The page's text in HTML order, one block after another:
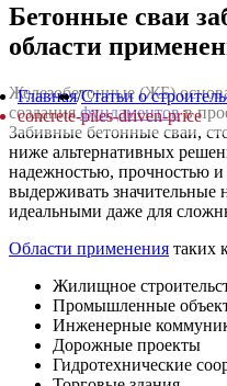
Главная/Статьи о
concrete-piles-driven-price
Бетонные сваи
области
Железобетонные (ЖБ)
создания фундаментовв
Забивные бетонные сваи,
ниже альтернативных
надежностью, прочностью
выдерживать значительные
идеальными даже для
Области применения таких
Жилищное
Промышленные
Инженерные
Дорожные проекты
Гидротехнические